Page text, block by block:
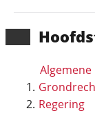
Regering